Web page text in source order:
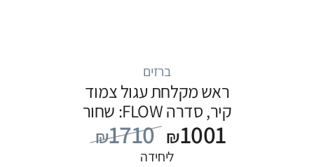
ברזים
ראש מקלחת עגול צמוד
קיר, סדרה FLOW: שחור
₪1710 ₪1001
ליחידה